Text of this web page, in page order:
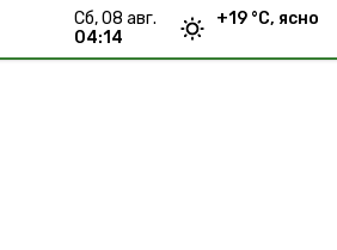
сб, 08 авг.
04:14
+19 °С, ясно